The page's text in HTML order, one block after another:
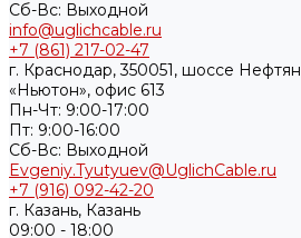
Cб-Вс: Выходной
info@uglichcable.ru
+7 (861) 217-02-47
г. Краснодар, 350051, шоссе
«Ньютон», офис 613
Пн-Чт: 9:00-17:00
Пт: 9:00-16:00
Cб-Вс: Выходной
Evgeniy.Tyutyuev@UglichCable.ru
+7 (916) 092-42-20
г. Казань, Казань
09:00 - 18:00